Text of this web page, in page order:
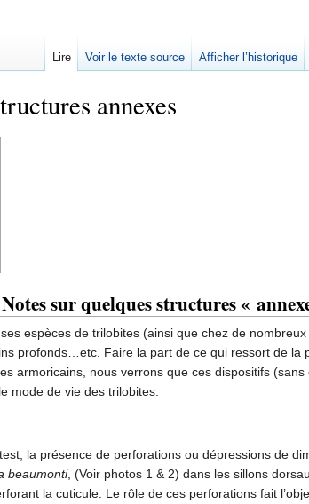
annexes
sur quelques structures «
espèces de trilobites (ainsi que chez de
profonds…etc. Faire la part de ce qui ressort de la
armoricains, nous verrons que ces dispositifs
mode de vie des trilobites.
la présence de perforations ou dépressions de
beaumonti, (Voir photos 1 & 2) dans les sillons
la cuticule. Le rôle de ces perforations fait
Lire Voir le texte source Afficher l’historique